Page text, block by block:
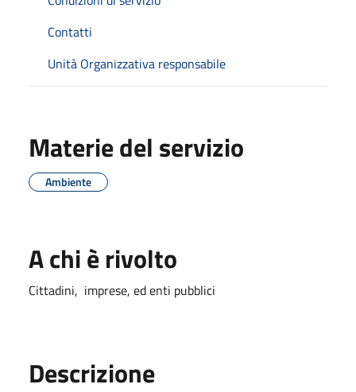
Contatti
Unità Organizzativa responsabile
Materie del servizio
Ambiente
A chi è rivolto
Cittadini, imprese, ed enti pubblici
Descrizione